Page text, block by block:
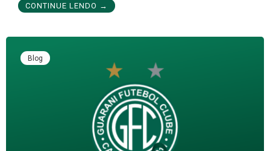
CONTINUE LENDO →
Blog